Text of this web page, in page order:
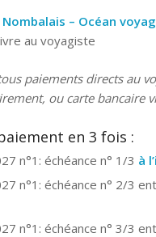
Nombalais – Océan
au voyagiste
paiements directs au
ou carte bancaire
en 3 fois :
n°1: échéance n° 1/3 à
n°1: échéance n° 2/3
n°1: échéance n° 3/3